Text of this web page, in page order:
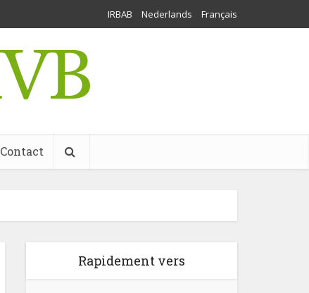
IRBAB Nederlands Français
Contact
Rapidement vers